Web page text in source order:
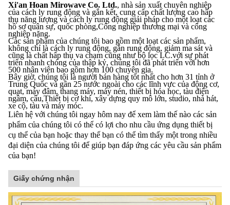
Xi'an Hoan Mirowave Co. Ltd., nhà sản xuất chuyên nghiệp
của cách ly rung động và gắn kết, cung cấp chất lượng cao hấp
thụ năng lượng và cách ly rung động giải pháp cho một loạt các
hồ sơ quân sự, quốc phòng,Công nghiệp thương mại và công
nghiệp nặng.
Các sản phẩm của chúng tôi bao gồm một loạt các sản phẩm,
không chỉ là cách ly rung động, gắn rung động, giảm ma sát và
cũng là chất hấp thụ va chạm cũng như bộ lọc LC.với sự phát
triển nhanh chóng của thập kỷ, chúng tôi đã phát triển với hơn
500 nhân viên bao gồm hơn 100 chuyên gia.
Bây giờ, chúng tôi là người bán hàng tốt nhất cho hơn 31 tỉnh ở
Trung Quốc và gần 25 nước ngoài cho các lĩnh vực của động cơ,
quạt, máy đâm, thang máy, máy nén, thiết bị hóa học, tàu điện
ngầm, cầu,Thiết bị cơ khí, xây dựng quy mô lớn, studio, nhà hát,
xe cộ, tàu và máy móc.
Liên hệ với chúng tôi ngay hôm nay để xem làm thế nào các sản
phẩm của chúng tôi có thể có lợi cho nhu cầu ứng dụng thiết bị
cụ thể của bạn hoặc thay thế bạn có thể tìm thấy một trong nhiều
đại diện của chúng tôi để giúp bạn đáp ứng các yêu cầu sản phẩm
của bạn!
Giấy chứng nhận